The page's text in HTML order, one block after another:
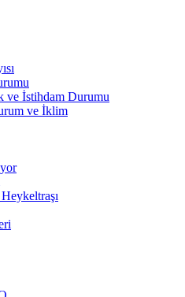
ve İstihdam Durumu
ve İklim